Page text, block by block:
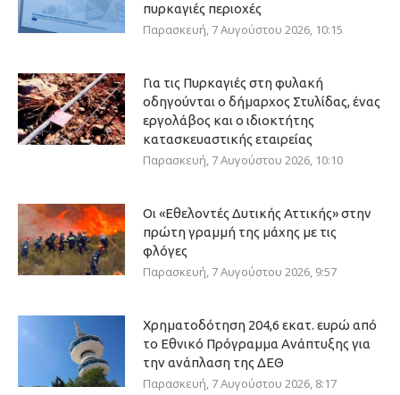
πυρκαγιές περιοχές
Παρασκευή, 7 Αυγούστου 2026, 10:15
Για τις Πυρκαγιές στη φυλακή
οδηγούνται ο δήμαρχος Στυλίδας, ένας
εργολάβος και ο ιδιοκτήτης
κατασκευαστικής εταιρείας
Παρασκευή, 7 Αυγούστου 2026, 10:10
Οι «Εθελοντές Δυτικής Αττικής» στην
πρώτη γραμμή της μάχης με τις
φλόγες
Παρασκευή, 7 Αυγούστου 2026, 9:57
Χρηματοδότηση 204,6 εκατ. ευρώ από
το Εθνικό Πρόγραμμα Ανάπτυξης για
την ανάπλαση της ΔΕΘ
Παρασκευή, 7 Αυγούστου 2026, 8:17